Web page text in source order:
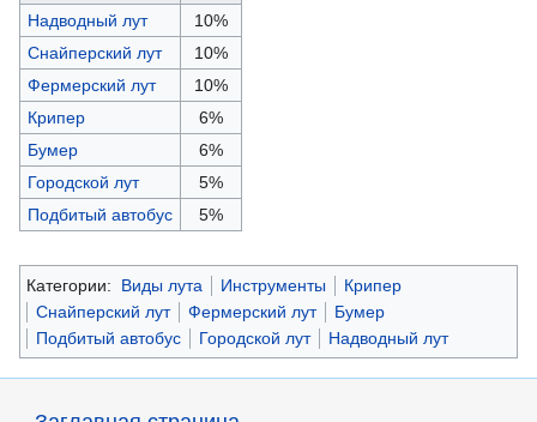
Надводный лут
10%
Снайперский лут
10%
Фермерский лут
10%
Крипер
6%
Бумер
6%
Городской лут
5%
Подбитый автобус
5%
Категории: Виды лута Инструменты
Крипер
Снайперский лут
Фермерский лут
Бумер
Подбитый автобус
Городской лут Надводный лут